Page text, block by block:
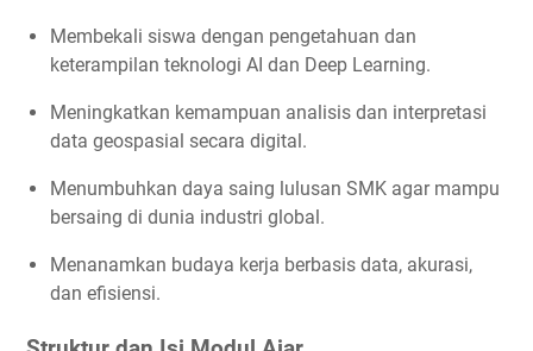
Membekali siswa dengan pengetahuan dan
keterampilan teknologi AI dan Deep Learning.
Meningkatkan kemampuan analisis dan interpretasi
data geospasial secara digital.
Menumbuhkan daya saing lulusan SMK agar mampu
bersaing di dunia industri global.
Menanamkan budaya kerja berbasis data, akurasi,
dan efisiensi.